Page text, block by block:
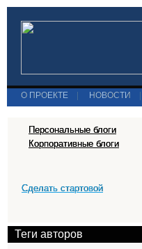
О ПРОЕКТЕ НОВОСТИ
Персональные блоги
Корпоративные блоги
Сделать стартовой
Теги авторов